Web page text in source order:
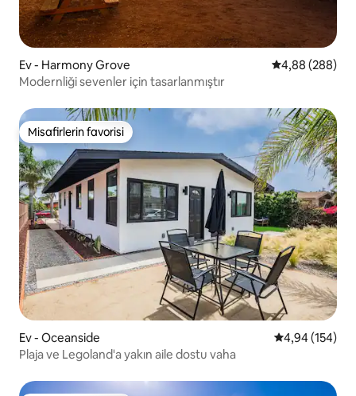
Ev - Harmony Grove 5 üzerinden
4,88 (288)
Modernliği sevenler için tasarlanmıştır
Misafirlerin favorisi
Misafirlerin favorisi
Ev - Oceanside 5 üzerinden
4,94 (154)
Plaja ve Legoland'a yakın aile dostu vaha